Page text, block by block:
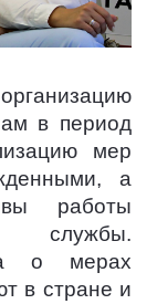
в период
мер
а
работы
службы.
о мерах
в стране и